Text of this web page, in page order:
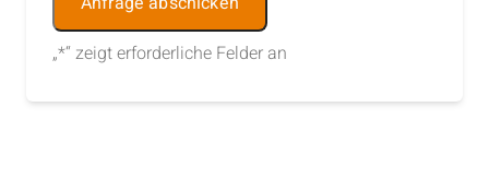
„*“ zeigt erforderliche Felder an